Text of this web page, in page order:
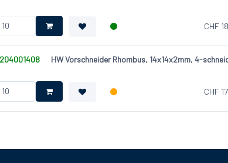
CHF
HW Vorschneider Rhombus, 14x14x2mm, 4-
CHF